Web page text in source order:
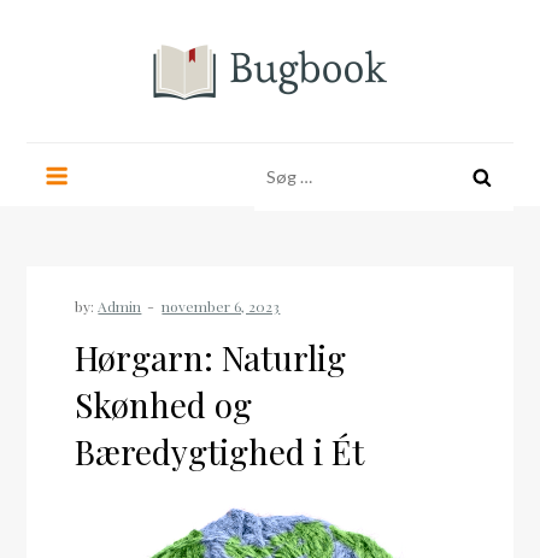
efter:
by: Admin
Hørgarn: Naturlig
Skønhed og
Bæredygtighed i Ét